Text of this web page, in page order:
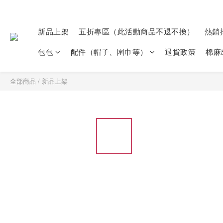
新品上架 五折專區（此活動商品不退不換）
熱銷
包包
配件（帽子、圍巾等） 退貨政策 棉麻
全部商品 / 新品上架